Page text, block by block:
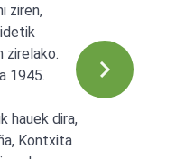
ziren,
zirelako.
1945.
hauek dira,
Kontxita